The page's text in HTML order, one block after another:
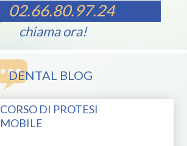
02.66.80.97.24
chiama ora!
DENTAL BLOG
CORSO DI PROTESI
MOBILE